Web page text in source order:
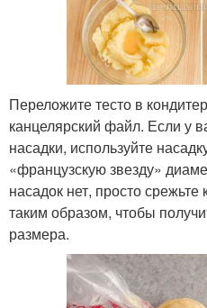
Переложите тесто в
канцелярский файл. Если у
насадки, используйте
«французскую звезду»
насадок нет, просто
таким образом, чтобы
размера.